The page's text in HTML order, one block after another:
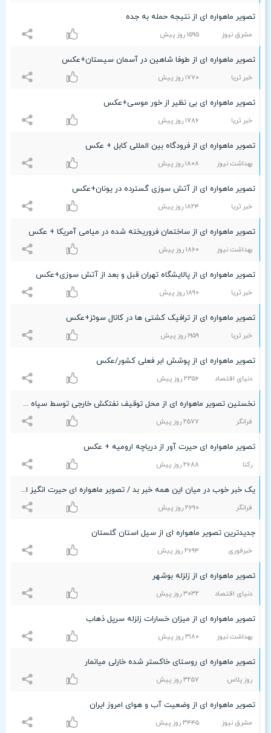
تصویر ماهواره ای از نتیجه حمله به جده
مشرق نیوز ۱۵٩۵ روز پیش
تصویر ماهواره ای از طوفا شاهین در آسمان سیستان+عکس
خبر ثریا ۱۷۷۰ روز پیش
تصویر ماهواره ای بی نظیر از خور موسی+عکس
خبر ثریا ۱۷۸۶ روز پیش
تصویر ماهواره ای از فرودگاه بین المللی کابل + عکس
بهداشت نیوز ۱۸۰۸ روز پیش
تصویر ماهواره ای از آتش سوزی گسترده در یونان+عکس
خبر ثریا ۱۸۲۴ روز پیش
تصویر ماهواره ای از ساختمان فروریخته شده در میامی آمریکا + عکس
بهداشت نیوز ۱۸۶۰ روز پیش
تصویر ماهواره ای از پالایشگاه تهران قبل و بعد از آتش سوزی+عکس
خبر ثریا ۱۸٩۰ روز پیش
تصویر ماهواره ای از ترافیک کشتی ها در کانال سوئز+عکس
خبر ثریا ۱٩۵٩ روز پیش
تصویر ماهواره ای از پوشش ابر فعلی کشور/عکس
دنیای اقتصاد ۲٣۵۶ روز پیش
نخستین تصویر ماهواره ای از محل توقیف نفتکش خارجی توسط سپاه + عکس
فرانگر ۲۵۷۷ روز پیش
تصویر ماهواره ای حیرت آور از دریاچه ارومیه + عکس
رکنا ۲۶۸۸ روز پیش
یک خبر خوب در میان این همه خبر بد / تصویر ماهواره ای حیرت انگیز از دریاچه ارومیه + عکس
فرانگر ۲۶٩۰ روز پیش
جدیدترین تصویر ماهواره ای از سیل استان گلستان
خبرفوری ۲۶٩۴ روز پیش
تصویر ماهواره ای از زلزله بوشهر
دنیای اقتصاد ٣۰٣۲ روز پیش
تصویر ماهواره ای از میزان خسارا‌ت ‌ز‌لزله سر‌پل ذهاب
بهداشت نیوز ٣۱۸۰ روز پیش
تصویر ماهواره ای روستای خاکستر شده خارلی میانمار
روز پلاس ٣۲۵۷ روز پیش
تصویر ماهواره ای از وضعیت آب و هوای امروز ایران
مشرق نیوز ٣۴۴۵ روز پیش